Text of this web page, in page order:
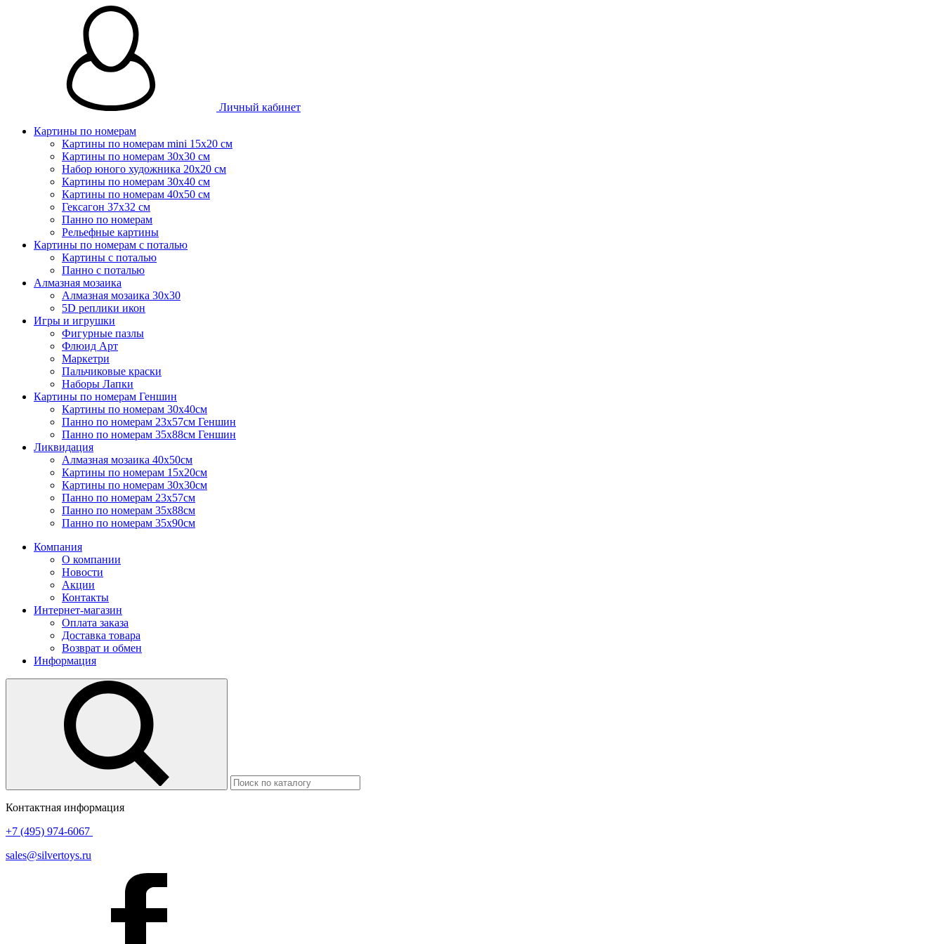
Личный кабинет
Картины по номерам
Картины по номерам mini 15х20 см
Картины по номерам 30x30 см
Набор юного художника 20х20 см
Картины по номерам 30х40 см
Картины по номерам 40х50 см
Гексагон 37х32 см
Панно по номерам
Рельефные картины
Картины по номерам с поталью
Картины с поталью
Панно с поталью
Алмазная мозаика
Алмазная мозаика 30х30
5D реплики икон
Игры и игрушки
Фигурные пазлы
Флюид Арт
Маркетри
Пальчиковые краски
Наборы Лапки
Картины по номерам Геншин
Картины по номерам 30х40см
Панно по номерам 23х57см Геншин
Панно по номерам 35х88см Геншин
Ликвидация
Алмазная мозаика 40х50см
Картины по номерам 15х20см
Картины по номерам 30х30см
Панно по номерам 23х57см
Панно по номерам 35х88см
Панно по номерам 35х90см
Компания
О компании
Новости
Акции
Контакты
Интернет-магазин
Оплата заказа
Доставка товара
Возврат и обмен
Информация
Контактная информация
+7 (495) 974-6067
sales@silvertoys.ru